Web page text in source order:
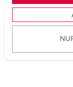
s
u
w